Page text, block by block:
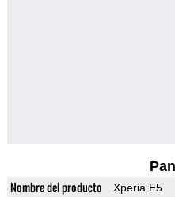
Nombre del producto Xperia E5